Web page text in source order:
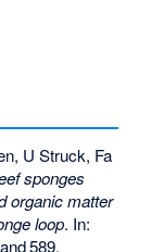
U Struck, Fa
sponges
organic matter
loop. In:
589,